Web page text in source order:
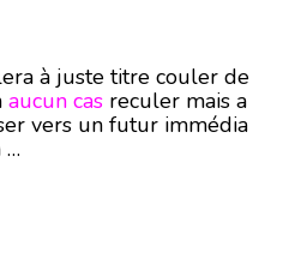
à juste titre couler de
aucun cas reculer mais a
vers un futur immédia
…